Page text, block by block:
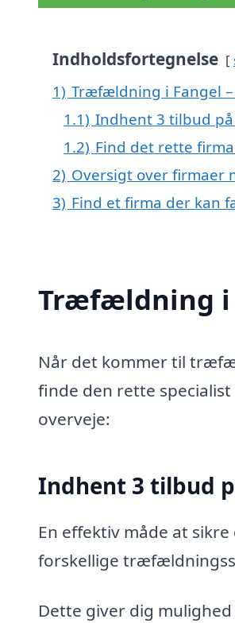
Indholdsfortegnelse
1) Træfældning i Fangel
1.1) Indhent 3 tilbud
1.2) Find det rette
2) Oversigt over firmaer
3) Find et firma der kan
Træfældning i
Når det kommer til
finde den rette
overveje:
Indhent 3 tilbud
En effektiv måde at
forskellige
Dette giver dig